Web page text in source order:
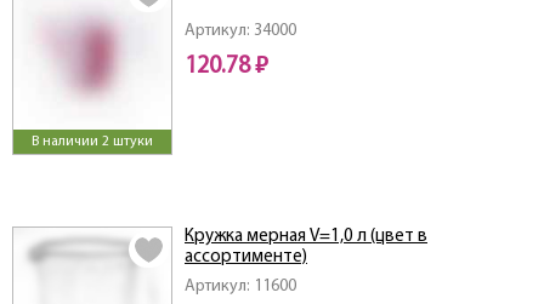
В наличии 2 штуки
Артикул: 34000
120.78 ₽
Артикул: 11600
Кружка мерная V=1,0 л (цвет в
ассортименте)